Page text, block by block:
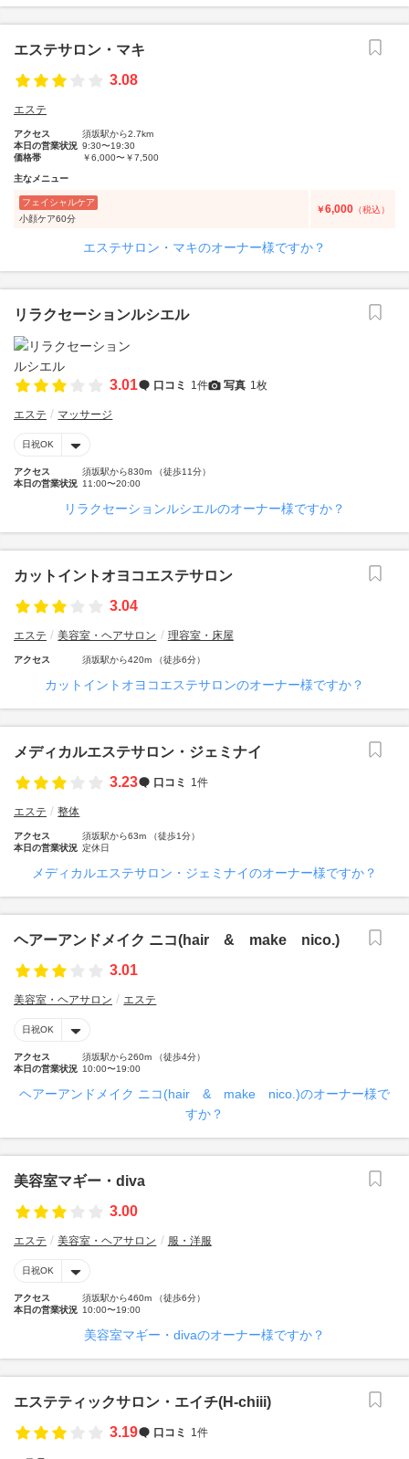
エステサロン・マキ
3.08
エステ
アクセス
須坂駅から2.7km
本日の営業状況 9:30〜19:30
価格帯
￥6,000〜￥7,500
主なメニュー
フェイシャルケア
小顔ケア60分
￥6,000 （税込）
エステサロン・マキのオーナー様ですか？
リラクセーションルシエル
3.01 口コミ 1件 写真 1枚
エステ マッサージ
日祝OK
アクセス
須坂駅から830m （徒歩11分）
本日の営業状況 11:00〜20:00
リラクセーションルシエルのオーナー様ですか？
カットイントオヨコエステサロン
3.04
エステ 美容室・ヘアサロン 理容室・床屋
アクセス 須坂駅から420m （徒歩6分）
カットイントオヨコエステサロンのオーナー様ですか？
メディカルエステサロン・ジェミナイ
3.23
口コミ 1件
エステ 整体
アクセス
須坂駅から63m （徒歩1分）
本日の営業状況 定休日
メディカルエステサロン・ジェミナイのオーナー様ですか？
ヘアーアンドメイク ニコ(hair & make nico.)
3.01
美容室・ヘアサロン エステ
日祝OK
アクセス
須坂駅から260m （徒歩4分）
本日の営業状況 10:00〜19:00
ヘアーアンドメイク ニコ(hair & make nico.)のオーナー様で
すか？
美容室マギー・diva
3.00
エステ 美容室・ヘアサロン 服・洋服
日祝OK
アクセス
須坂駅から460m （徒歩6分）
本日の営業状況 10:00〜19:00
美容室マギー・divaのオーナー様ですか？
エステティックサロン・エイチ(H‐chiii)
3.19
口コミ 1件